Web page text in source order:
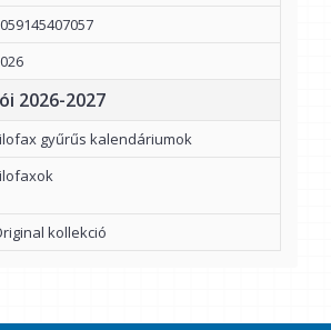
2026-2027
gyűrűs kalendáriumok
kollekció